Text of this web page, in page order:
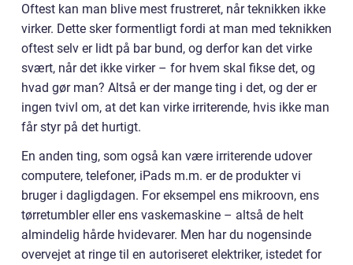
Oftest kan man blive mest frustreret, når teknikken ikke
virker. Dette sker formentligt fordi at man med teknikken
oftest selv er lidt på bar bund, og derfor kan det virke
svært, når det ikke virker – for hvem skal fikse det, og
hvad gør man? Altså er der mange ting i det, og der er
ingen tvivl om, at det kan virke irriterende, hvis ikke man
får styr på det hurtigt.
En anden ting, som også kan være irriterende udover
computere, telefoner, iPads m.m. er de produkter vi
bruger i dagligdagen. For eksempel ens mikroovn, ens
tørretumbler eller ens vaskemaskine – altså de helt
almindelig hårde hvidevarer. Men har du nogensinde
overvejet at ringe til en autoriseret elektriker, istedet for